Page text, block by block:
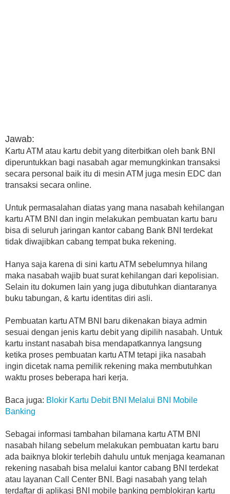
Jawab:
Kartu ATM atau kartu debit yang diterbitkan oleh bank BNI
diperuntukkan bagi nasabah agar memungkinkan transaksi
secara personal baik itu di mesin ATM juga mesin EDC dan
transaksi secara online.
Untuk permasalahan diatas yang mana nasabah kehilangan
kartu ATM BNI dan ingin melakukan pembuatan kartu baru
bisa di seluruh jaringan kantor cabang Bank BNI terdekat
tidak diwajibkan cabang tempat buka rekening.
Hanya saja karena di sini kartu ATM sebelumnya hilang
maka nasabah wajib buat surat kehilangan dari kepolisian.
Selain itu dokumen lain yang juga dibutuhkan diantaranya
buku tabungan, & kartu identitas diri asli.
Pembuatan kartu ATM BNI baru dikenakan biaya admin
sesuai dengan jenis kartu debit yang dipilih nasabah. Untuk
kartu instant nasabah bisa mendapatkannya langsung
ketika proses pembuatan kartu ATM tetapi jika nasabah
ingin dicetak nama pemilik rekening maka membutuhkan
waktu proses beberapa hari kerja.
Baca juga: Blokir Kartu Debit BNI Melalui BNI Mobile
Banking
Sebagai informasi tambahan bilamana kartu ATM BNI
nasabah hilang sebelum melakukan pembuatan kartu baru
ada baiknya blokir terlebih dahulu untuk menjaga keamanan
rekening nasabah bisa melalui kantor cabang BNI terdekat
atau layanan Call Center BNI. Bagi nasabah yang telah
terdaftar di aplikasi BNI mobile banking pemblokiran kartu